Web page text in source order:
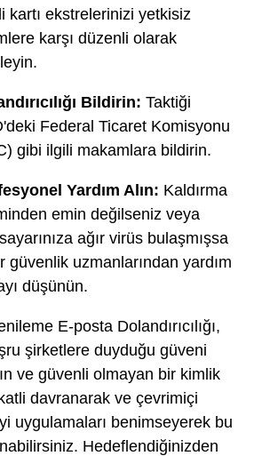
kartı ekstrelerinizi yetkisiz
karşı düzenli olarak
Bildirin: Taktiği
Federal Ticaret Komisyonu
gibi ilgili makamlara bildirin.
Yardım Alın: Kaldırma
emin değilseniz veya
ağır virüs bulaşmışsa
güvenlik uzmanlarından yardım
düşünün.
E-posta Dolandırıcılığı,
şirketlere duyduğu güveni
ve güvenli olmayan bir kimlik
davranarak ve çevrimiçi
uygulamaları benimseyerek bu
Hedeflendiğinizden